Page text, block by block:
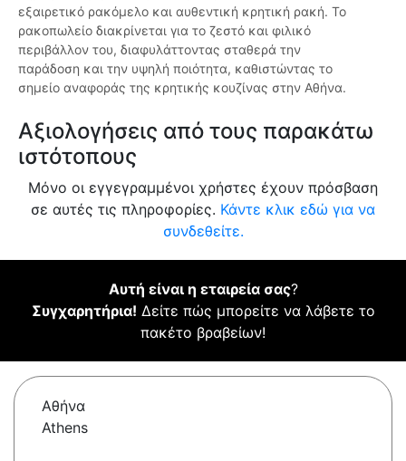
εξαιρετικό ρακόμελο και αυθεντική κρητική ρακή. Το
ρακοπωλείο διακρίνεται για το ζεστό και φιλικό
περιβάλλον του, διαφυλάττοντας σταθερά την
παράδοση και την υψηλή ποιότητα, καθιστώντας το
σημείο αναφοράς της κρητικής κουζίνας στην Αθήνα.
Αξιολογήσεις από τους παρακάτω
ιστότοπους
Μόνο οι εγγεγραμμένοι χρήστες έχουν πρόσβαση
σε αυτές τις πληροφορίες. Κάντε κλικ εδώ για να
συνδεθείτε.
Αυτή είναι η εταιρεία σας?
Συγχαρητήρια! Δείτε πώς μπορείτε να λάβετε το
πακέτο βραβείων!
Αθήνα
Athens